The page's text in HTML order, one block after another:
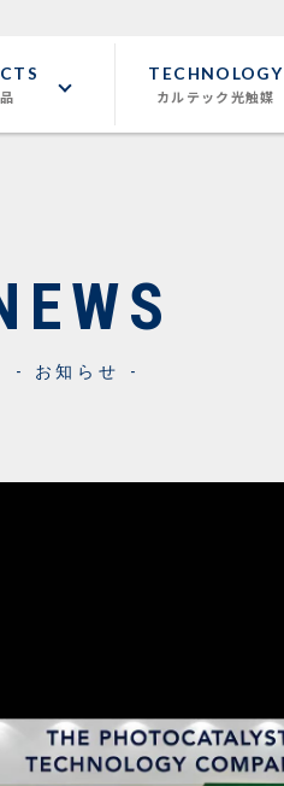
TECHNOLOGY
カルテック光触媒
お知らせ